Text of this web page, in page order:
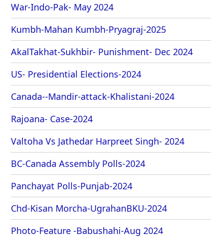
War-Indo-Pak- May 2024
Kumbh-Mahan Kumbh-Pryagraj-2025
AkalTakhat-Sukhbir- Punishment- Dec 2024
US- Presidential Elections-2024
Canada--Mandir-attack-Khalistani-2024
Rajoana- Case-2024
Valtoha Vs Jathedar Harpreet Singh- 2024
BC-Canada Assembly Polls-2024
Panchayat Polls-Punjab-2024
Chd-Kisan Morcha-UgrahanBKU-2024
Photo-Feature -Babushahi-Aug 2024